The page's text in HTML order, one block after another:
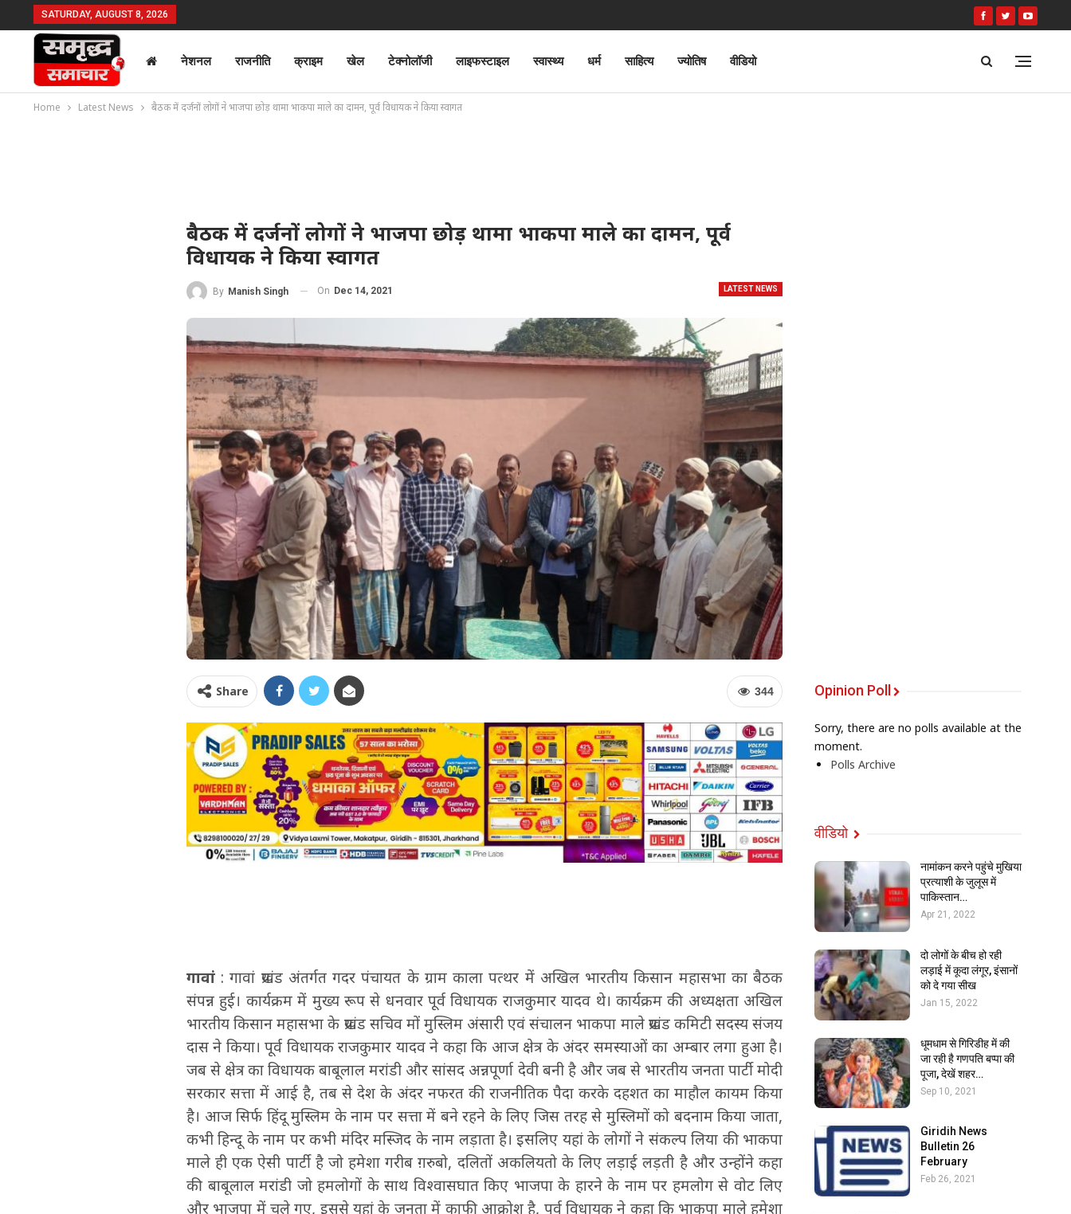
SATURDAY, AUGUST 8, 2026
नेशनल राजनीति क्राइम खेल टेक्नोलॉजी लाइफस्टाइल स्वास्थ्य धर्म साहित्य ज्योतिष वीडियो
Home Latest News बैठक में दर्जनों लोगों ने भाजपा छोड़ थामा भाकपा माले का दामन, पूर्व विधायक ने किया स्वागत
बैठक में दर्जनों लोगों ने भाजपा छोड़ थामा भाकपा माले का दामन, पूर्व
विधायक ने किया स्वागत
LATEST NEWS
By Manish Singh On Dec 14, 2021
344
Share
गावां : गावां प्रखंड अंतर्गत गदर पंचायत के ग्राम काला पत्थर में अखिल भारतीय किसान महासभा का बैठक
संपन्न हुई। कार्यक्रम में मुख्य रूप से धनवार पूर्व विधायक राजकुमार यादव थे। कार्यक्रम की अध्यक्षता अखिल
भारतीय किसान महासभा के प्रखंड सचिव मों मुस्लिम अंसारी एवं संचालन भाकपा माले प्रखंड कमिटी सदस्य संजय
दास ने किया। पूर्व विधायक राजकुमार यादव ने कहा कि आज क्षेत्र के अंदर समस्याओं का अम्बार लगा हुआ है।
जब से क्षेत्र का विधायक बाबूलाल मरांडी और सांसद अन्नपूर्णा देवी बनी है और जब से भारतीय जनता पार्टी मोदी
सरकार सत्ता में आई है, तब से देश के अंदर नफरत की राजनीतिक पैदा करके दहशत का माहौल कायम किया
है। आज सिर्फ हिंदू मुस्लिम के नाम पर सत्ता में बने रहने के लिए जिस तरह से मुस्लिमों को बदनाम किया जाता,
कभी हिन्दू के नाम पर कभी मंदिर मस्जिद के नाम लड़ाता है। इसलिए यहां के लोगों ने संकल्प लिया की भाकपा
माले ही एक ऐसी पार्टी है जो हमेशा गरीब ग़रुबो, दलितों अकलियतो के लिए लड़ाई लड़ती है और उन्होंने कहा
की बाबूलाल मरांडी जो हमलोगों के साथ विश्वासघात किए भाजपा के हारने के नाम पर हमलोग से वोट लिए
और भाजपा में चले गए, इससे यहां के जनता में काफी आक्रोश है, पूर्व विधायक ने कहा कि भाकपा माले हमेशा
Opinion Poll
Sorry, there are no polls available at the
moment.
Polls Archive
वीडियो
नामांकन करने पहुंचे मुखिया
प्रत्याशी के जुलूस में
पाकिस्तान…
Apr 21, 2022
दो लोगों के बीच हो रही
लड़ाई में कूदा लंगूर, इंसानों
को दे गया सीख
Jan 15, 2022
धूमधाम से गिरिडीह में की
जा रही है गणपति बप्पा की
पूजा, देखें शहर…
Sep 10, 2021
Giridih News
Bulletin 26
February
Feb 26, 2021